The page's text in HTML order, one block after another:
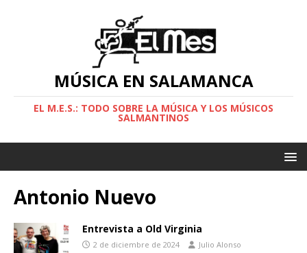
MÚSICA EN SALAMANCA
EL M.E.S.: TODO SOBRE LA MÚSICA Y LOS MÚSICOS
SALMANTINOS
Antonio Nuevo
Entrevista a Old Virginia
2 de diciembre de 2024 Julio Alonso